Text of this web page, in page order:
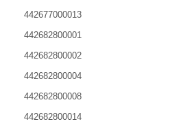
442677000013
442682800001
442682800002
442682800004
442682800008
442682800014